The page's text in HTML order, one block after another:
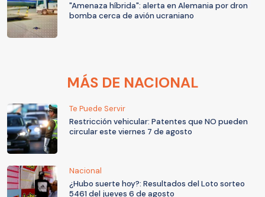
"Amenaza híbrida": alerta en Alemania por dron
bomba cerca de avión ucraniano
MÁS DE NACIONAL
Te Puede Servir
Restricción vehicular: Patentes que NO pueden
circular este viernes 7 de agosto
Nacional
¿Hubo suerte hoy?: Resultados del Loto sorteo
5461 del jueves 6 de agosto